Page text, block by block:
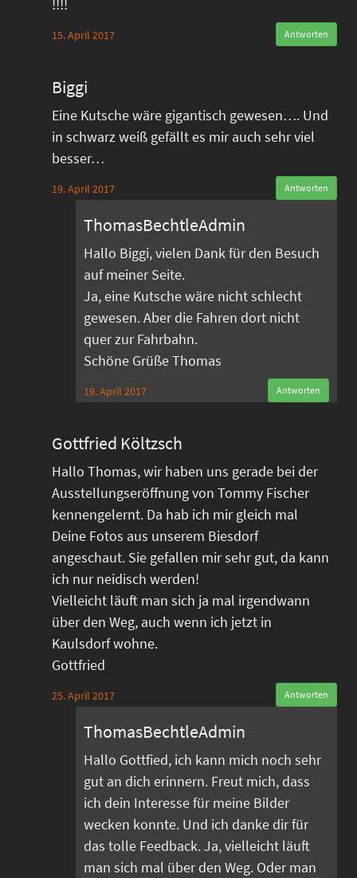
!!!!
15. April 2017 Antworten
Biggi
Eine Kutsche wäre gigantisch gewesen…. Und
in schwarz weiß gefällt es mir auch sehr viel
besser…
19. April 2017 Antworten
ThomasBechtleAdmin
Hallo Biggi, vielen Dank für den Besuch
auf meiner Seite.
Ja, eine Kutsche wäre nicht schlecht
gewesen. Aber die Fahren dort nicht
quer zur Fahrbahn.
Schöne Grüße Thomas
19. April 2017 Antworten
Gottfried Költzsch
Hallo Thomas, wir haben uns gerade bei der
Ausstellungseröffnung von Tommy Fischer
kennengelernt. Da hab ich mir gleich mal
Deine Fotos aus unserem Biesdorf
angeschaut. Sie gefallen mir sehr gut, da kann
ich nur neidisch werden!
Vielleicht läuft man sich ja mal irgendwann
über den Weg, auch wenn ich jetzt in
Kaulsdorf wohne.
Gottfried
25. April 2017 Antworten
ThomasBechtleAdmin
Hallo Gottfied, ich kann mich noch sehr
gut an dich erinnern. Freut mich, dass
ich dein Interesse für meine Bilder
wecken konnte. Und ich danke dir für
das tolle Feedback. Ja, vielleicht läuft
man sich mal über den Weg. Oder man